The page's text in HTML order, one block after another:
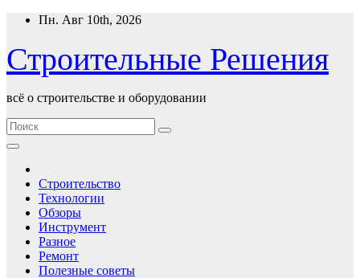
Перейти
содержимому
Пн. Авг 10th, 2026
Строительные Решения
всё о строительстве и оборудовании
Строительство
Технологии
Обзоры
Инструмент
Разное
Ремонт
Полезные советы